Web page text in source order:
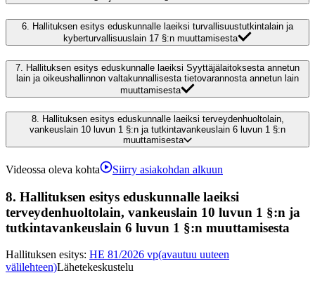
6.
Hallituksen esitys eduskunnalle laeiksi turvallisuustutkintalain ja
kyberturvallisuuslain 17 §:n muuttamisesta
7. Hallituksen esitys eduskunnalle laeiksi Syyttäjälaitoksesta annetun
lain ja oikeushallinnon valtakunnallisesta tietovarannosta annetun lain
muuttamisesta
8. Hallituksen esitys eduskunnalle laeiksi terveydenhuoltolain,
vankeuslain 10 luvun 1 §:n ja tutkintavankeuslain 6 luvun 1 §:n
muuttamisesta
Videossa oleva kohta Siirry asiakohdan alkuun
8. Hallituksen esitys eduskunnalle laeiksi
terveydenhuoltolain, vankeuslain 10 luvun 1 §:n ja
tutkintavankeuslain 6 luvun 1 §:n muuttamisesta
Hallituksen esitys: HE 81/2026 vp(avautuu uuteen
välilehteen)Lähetekeskustelu